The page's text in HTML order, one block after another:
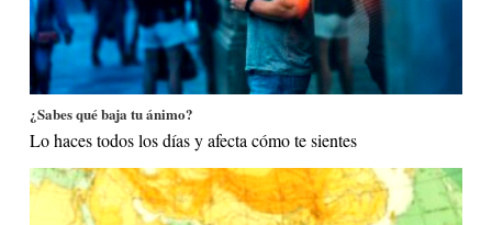
¿Sabes qué baja tu ánimo?
Lo haces todos los días y afecta cómo te sientes